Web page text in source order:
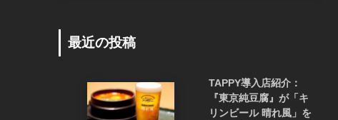
最近の投稿
TAPPY導入店紹介：
『東京純豆腐』が「キ
リンビール 晴れ風」を